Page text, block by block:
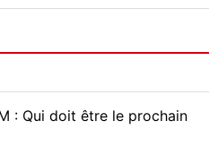
: Qui doit être le prochain